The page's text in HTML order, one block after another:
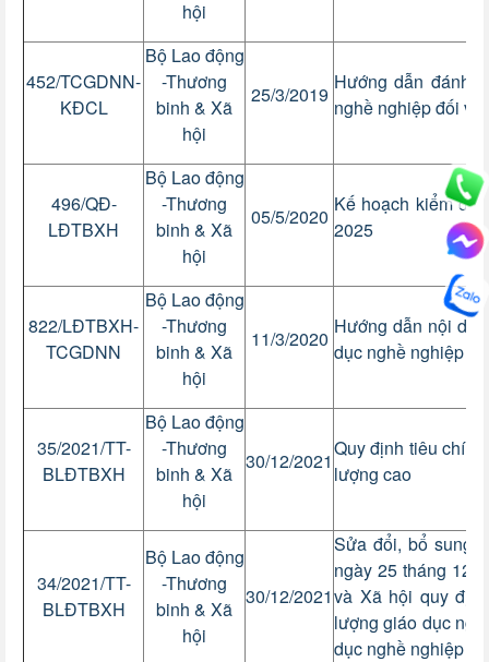
hội
452/TCGDNN-
KĐCL
Bộ Lao động
-Thương
binh & Xã
hội
25/3/2019
Hướng dẫn đánh
nghề nghiệp đối
496/QĐ-
LĐTBXH
Bộ Lao động
-Thương
binh & Xã
hội
05/5/2020
Kế hoạch kiểm
2025
822/LĐTBXH-
TCGDNN
Bộ Lao động
-Thương
binh & Xã
hội
11/3/2020
Hướng dẫn nội
dục nghề nghiệp
35/2021/TT-
BLĐTBXH
Bộ Lao động
-Thương
binh & Xã
hội
30/12/2021
Quy định tiêu chí
lượng cao
34/2021/TT-
BLĐTBXH
Bộ Lao động
-Thương
binh & Xã
hội
30/12/2021
Sửa đổi, bổ sung
ngày 25 tháng 12
và Xã hội quy
lượng giáo dục
dục nghề nghiệp